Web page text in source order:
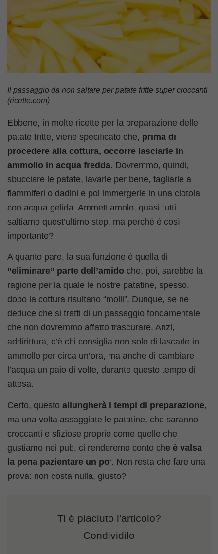
Il passaggio da non saltare per patate fritte super croccanti
(ricette.com)
Ebbene, in molte ricette per la preparazione delle
patate fritte, viene specificato che, prima di
procedere alla cottura, occorre lasciarle in
ammollo in acqua fredda. Dovremmo, quindi,
sbucciare le patate, lavarle per bene, tagliarle a
fiammiferi o dadini e poi immergerle in una ciotola
con acqua gelida. Ammettiamolo, quasi tutti
saltiamo quest’ultimo step, ma perché è così
importante?
A quanto pare, la sua funzione è quella di
“eliminare” parte dell’amido che, poi, sarebbe la
ragione per la quale le nostre patatine, spesso,
dopo la cottura risultano “molli”. Dunque, se ne
deduce che si tratti di un passaggio fondamentale
che non dovremmo affatto trascurare. Anzi,
addirittura, c’è chi consiglia non solo di lascarle in
ammollo per circa un’ora, ma anche di cambiare
l’acqua un paio di volte, durante questo tempo di
attesa.
Certo, questo allungherà i tempi di preparazione,
ma una volta assaggiate le patatine, che saranno
croccanti e sfiziose proprio come quelle che
gustiamo nei pub, ci renderemo conto che è valsa
la pena pazientare un po‘. Non resta che fare una
prova: non costa nulla, giusto?
Ti è piaciuto l'articolo?
Condividilo